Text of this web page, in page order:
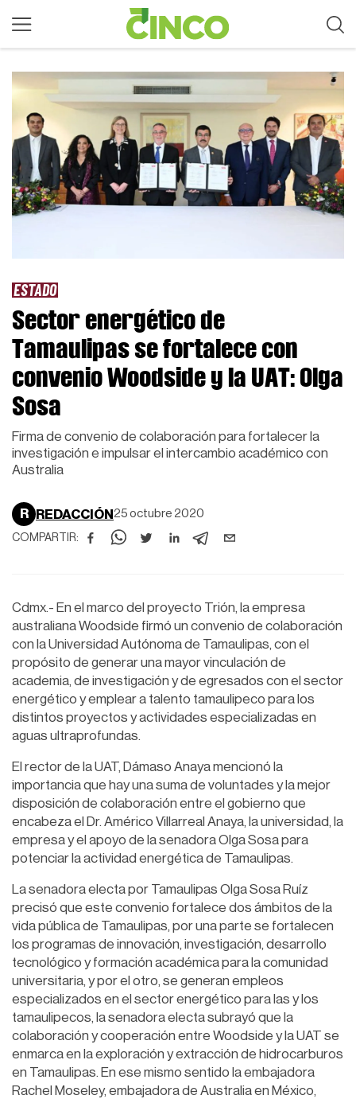
ESTADO
Sector energético de
Tamaulipas se fortalece con
convenio Woodside y la UAT: Olga
Sosa
Firma de convenio de colaboración para fortalecer la
investigación e impulsar el intercambio académico con
Australia
R REDACCIÓN 25 octubre 2020
COMPARTIR:
Cdmx.- En el marco del proyecto Trión, la empresa
australiana Woodside firmó un convenio de colaboración
con la Universidad Autónoma de Tamaulipas, con el
propósito de generar una mayor vinculación de
academia, de investigación y de egresados con el sector
energético y emplear a talento tamaulipeco para los
distintos proyectos y actividades especializadas en
aguas ultraprofundas.
El rector de la UAT, Dámaso Anaya mencionó la
importancia que hay una suma de voluntades y la mejor
disposición de colaboración entre el gobierno que
encabeza el Dr. Américo Villarreal Anaya, la universidad, la
empresa y el apoyo de la senadora Olga Sosa para
potenciar la actividad energética de Tamaulipas.
La senadora electa por Tamaulipas Olga Sosa Ruíz
precisó que este convenio fortalece dos ámbitos de la
vida pública de Tamaulipas, por una parte se fortalecen
los programas de innovación, investigación, desarrollo
tecnológico y formación académica para la comunidad
universitaria, y por el otro, se generan empleos
especializados en el sector energético para las y los
tamaulipecos, la senadora electa subrayó que la
colaboración y cooperación entre Woodside y la UAT se
enmarca en la exploración y extracción de hidrocarburos
en Tamaulipas. En ese mismo sentido la embajadora
Rachel Moseley, embajadora de Australia en México,